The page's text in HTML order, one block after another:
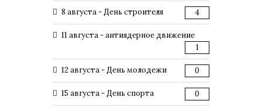
8 августа - День строителя 4
11 августа - антиядерное движение
1
12 августа - День молодежи 0
15 августа - День спорта 0